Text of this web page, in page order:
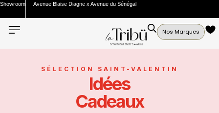
Showroom Avenue Blaise Diagne x Avenue du Sénégal
Nos Marques
SÉLECTION SAINT-VALENTIN
Idées
Cadeaux